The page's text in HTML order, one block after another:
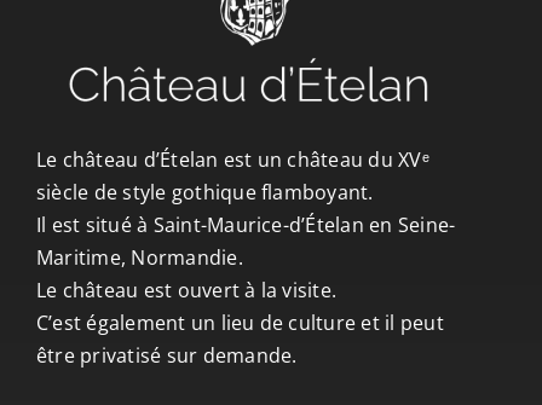
Le château d’Ételan est un château du XVᵉ
siècle de style gothique flamboyant.
Il est situé à Saint-Maurice-d’Ételan en Seine-
Maritime, Normandie.
Le château est ouvert à la visite.
C’est également un lieu de culture et il peut
être privatisé sur demande.